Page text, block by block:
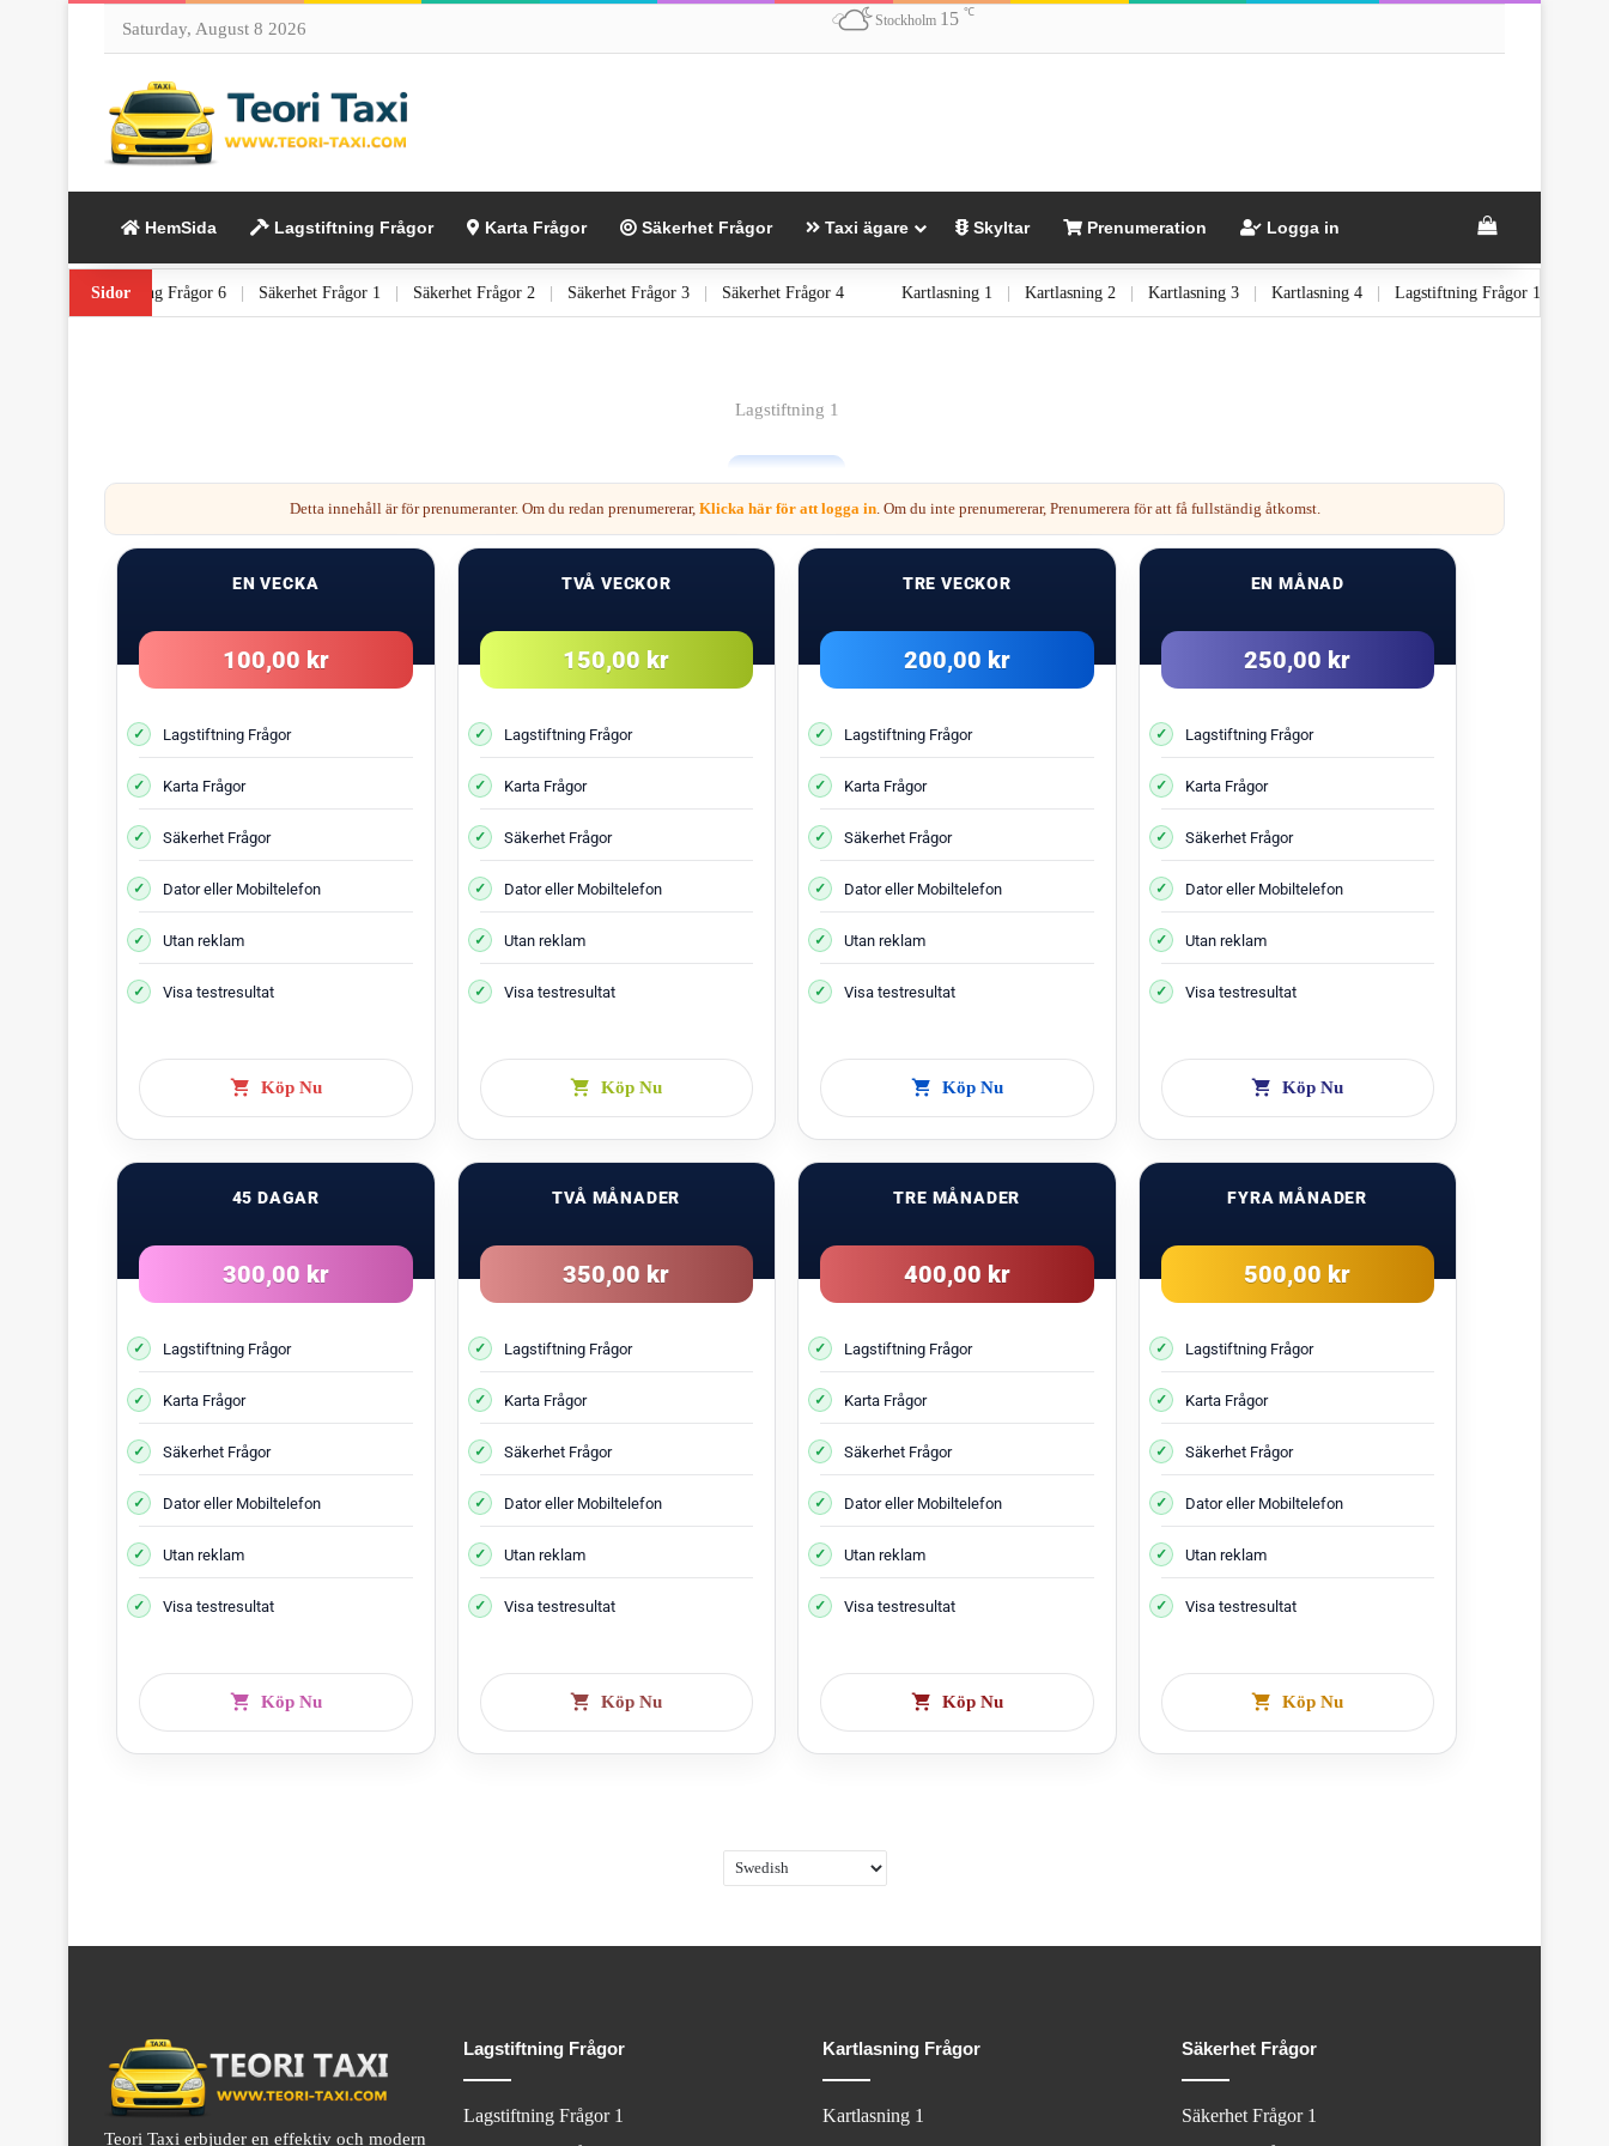
Saturday, August 8 2026 Stockholm 15 ℃
HemSida Lagstiftning Frågor Karta Frågor Säkerhet Frågor Taxi ägare Skyltar Prenumeration Logga in
Sidor
Frågor 5 | Lagstiftning Frågor 6 | Säkerhet Frågor 1 | Säkerhet Frågor 2 | Säkerhet Frågor 3 | Säkerhet Frågor 4 Kartlasning 1 | Kartlasning 2 | Kartlasning 3 | Kartlasning 4 | Lagstiftning Frågor 1
Lagstiftning 1
Detta innehåll är för prenumeranter. Om du redan prenumererar, Klicka här för att logga in. Om du inte prenumererar, Prenumerera för att få fullständig åtkomst.
EN VECKA
100,00 kr
Lagstiftning Frågor
Karta Frågor
Säkerhet Frågor
Dator eller Mobiltelefon
Utan reklam
Visa testresultat
Köp Nu
TVÅ VECKOR
150,00 kr
Lagstiftning Frågor
Karta Frågor
Säkerhet Frågor
Dator eller Mobiltelefon
Utan reklam
Visa testresultat
Köp Nu
TRE VECKOR
200,00 kr
Lagstiftning Frågor
Karta Frågor
Säkerhet Frågor
Dator eller Mobiltelefon
Utan reklam
Visa testresultat
Köp Nu
EN MÅNAD
250,00 kr
Lagstiftning Frågor
Karta Frågor
Säkerhet Frågor
Dator eller Mobiltelefon
Utan reklam
Visa testresultat
Köp Nu
45 DAGAR
300,00 kr
Lagstiftning Frågor
Karta Frågor
Säkerhet Frågor
Dator eller Mobiltelefon
Utan reklam
Visa testresultat
Köp Nu
TVÅ MÅNADER
350,00 kr
Lagstiftning Frågor
Karta Frågor
Säkerhet Frågor
Dator eller Mobiltelefon
Utan reklam
Visa testresultat
Köp Nu
TRE MÅNADER
400,00 kr
Lagstiftning Frågor
Karta Frågor
Säkerhet Frågor
Dator eller Mobiltelefon
Utan reklam
Visa testresultat
Köp Nu
FYRA MÅNADER
500,00 kr
Lagstiftning Frågor
Karta Frågor
Säkerhet Frågor
Dator eller Mobiltelefon
Utan reklam
Visa testresultat
Köp Nu
Teori Taxi erbjuder en effektiv och modern
Lagstiftning Frågor
Lagstiftning Frågor 1
Kartlasning Frågor
Kartlasning 1
Säkerhet Frågor
Säkerhet Frågor 1